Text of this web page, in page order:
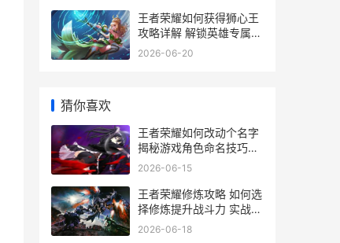
王者荣耀如何获得狮心王
攻略详解 解锁英雄专属皮
肤
2026-06-20
猜你喜欢
王者荣耀如何改动个名字
揭秘游戏角色命名技巧与
策略
2026-06-15
王者荣耀修炼攻略 如何选
择修炼提升战斗力 实战技
巧解析
2026-06-18